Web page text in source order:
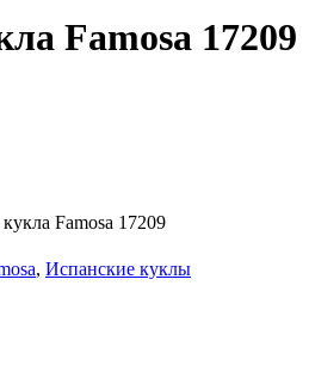
Famosa 17209
Famosa 17209
, Испанские куклы